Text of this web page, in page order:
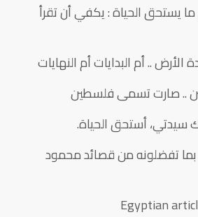
يستحق الحياة : يكفي أن تقرأ
.. أم البدايات أم النهايات
.. صارت تسمى فلسطين
سيدتي، أستحق الحياة.
بما تفضلونه من قصائد محمود
Egyptian